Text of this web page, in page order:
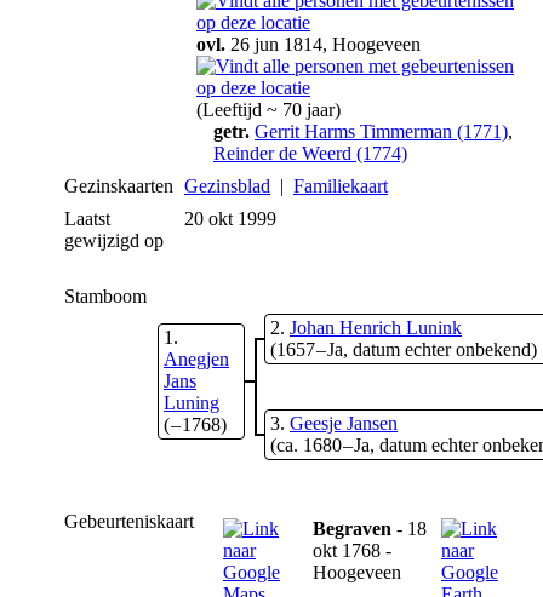
ovl. 26 jun 1814, Hoogeveen
(Leeftijd ~ 70 jaar)
getr. Gerrit Harms Timmerman (1771),
Reinder de Weerd (1774)
Gezinskaarten Gezinsblad | Familiekaart
Laatst
gewijzigd op
20 okt 1999
Stamboom
1
Anegjen
Jans
Luning
( – 1768)
2 Johan Henrich Lunink
(1657 – Ja, datum echter onbekend)
3 Geesje Jansen
(ca. 1680 – Ja, datum echter
Gebeurteniskaart Begraven - 18
okt 1768 -
Hoogeveen